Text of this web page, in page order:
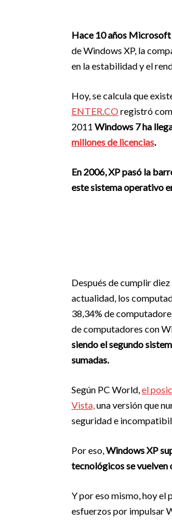
Hace 10 años Microsoft
de Windows XP, la
en la estabilidad y el
Hoy, se calcula que
ENTER.COregistró
2011 Windows 7 ha
millones de licencias.
En 2006, XP pasó la
este sistema operativo
Después de cumplir
actualidad, los
38,34% de
de computadores con
siendo el segundo
sumadas.
Según PC World,el
Vista,una versión que
seguridad e
Por eso,Windows XP
tecnológicos se vuelven
Y por eso mismo, hoy el
esfuerzos por impulsar